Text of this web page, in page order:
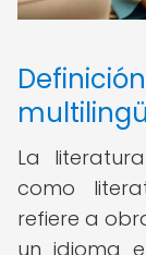
La
como
refiere a
un idioma